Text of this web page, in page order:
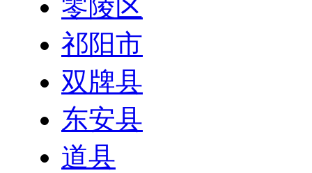
零陵区
祁阳市
双牌县
东安县
道县